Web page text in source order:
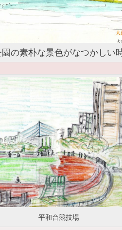
の素朴な景色がなつかしい時
平和台競技場